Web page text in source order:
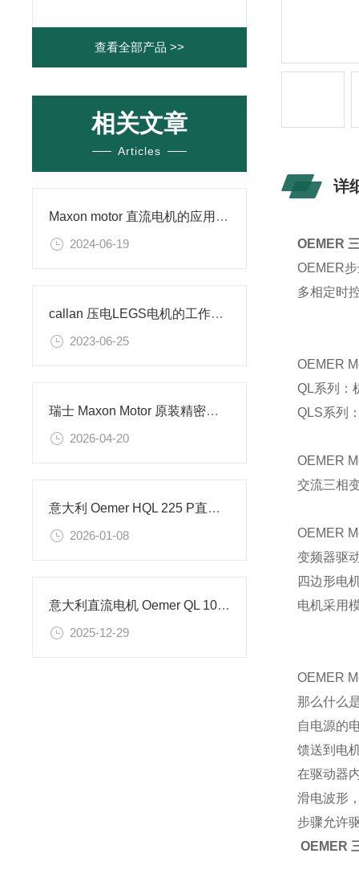
查看全部产品 >>
相关文章
Articles
Maxon motor 直流电机的应用及特点
2024-06-19
callan 压电LEGS电机的工作原理
2023-06-25
瑞士 Maxon Motor 原装精密直流电机GPX 行星减速箱编码器全套供应
2026-04-20
意大利 Oemer HQL 225 P直流电机的技术参数
2026-01-08
意大利直流电机 Oemer QL 100 M 的参数详情
2025-12-29
详
OEMER
OEMER
多相定时
OEMER
QL系列：
QLS系列
OEMER
交流三相
OEMER
变频器驱
四边形电
电机采用
OEMER
那么什么
自电源的
馈送到电
在驱动器
滑电波形
步骤允许
OEMER